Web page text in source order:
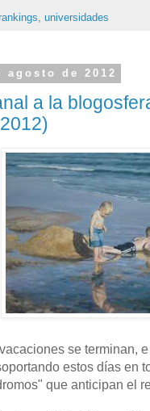
, universidades
agosto de 2012
a la
se terminan,
estos días en
que anticipan el